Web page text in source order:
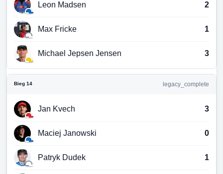
Leon Madsen 2
Max Fricke 1
Michael Jepsen Jensen 3
Bieg 14 legacy_complete
Jan Kvech 3
Maciej Janowski 0
Patryk Dudek 1